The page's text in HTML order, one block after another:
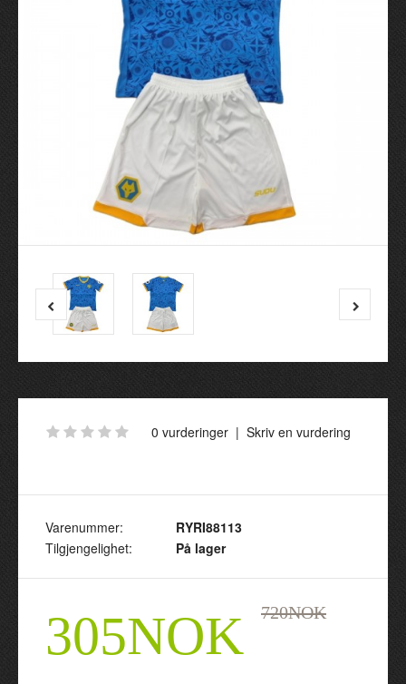
0 vurderinger | Skriv en vurdering
Varenummer:
RYRI88113
Tilgjengelighet:
På lager
305NOK 720NOK